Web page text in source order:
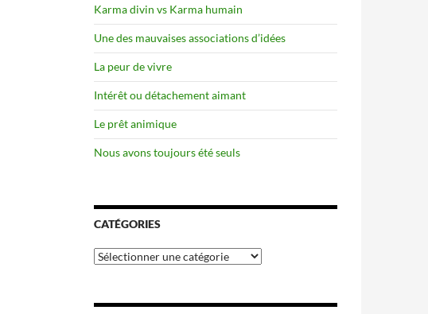
Karma divin vs Karma humain
Une des mauvaises associations d’idées
La peur de vivre
Intérêt ou détachement aimant
Le prêt animique
Nous avons toujours été seuls
CATÉGORIES
Catégories